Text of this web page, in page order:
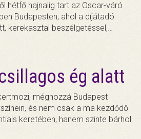
hétfő hajnalig tart az Oscar-váró
Budapesten, ahol a díjátadó
kerekasztal beszélgetéssel,…
ég alatt
méghozzá Budapest
és nem csak a ma kezdődő
keretében, hanem szinte bárhol